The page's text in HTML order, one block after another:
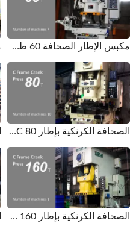
مكبس الإطار الصحافة 60 طن. عدد الآلات 7.
الصحافة الكرنكية بإطار C 80 طن. عدد الآلات 10.
الصحافة الكرنكية بإطار C 160 طن. عدد الآلات 1.